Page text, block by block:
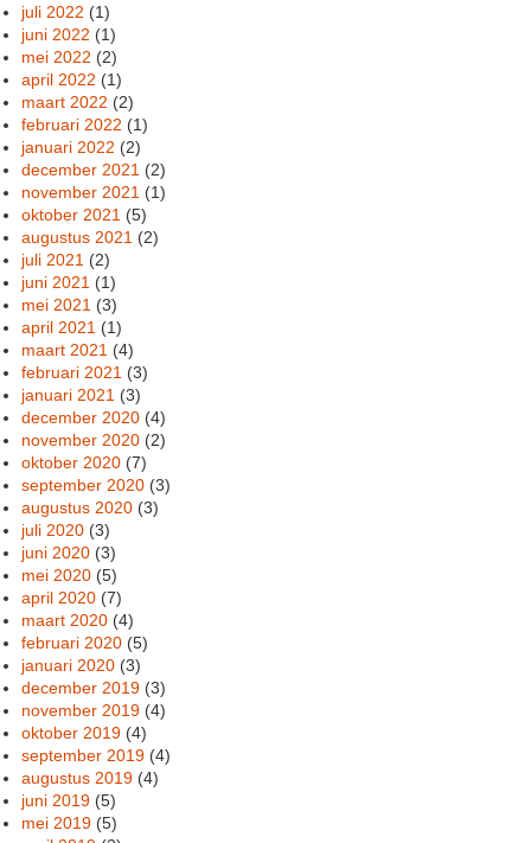
juli 2022 (1)
juni 2022 (1)
mei 2022 (2)
april 2022 (1)
maart 2022 (2)
februari 2022 (1)
januari 2022 (2)
december 2021 (2)
november 2021 (1)
oktober 2021 (5)
augustus 2021 (2)
juli 2021 (2)
juni 2021 (1)
mei 2021 (3)
april 2021 (1)
maart 2021 (4)
februari 2021 (3)
januari 2021 (3)
december 2020 (4)
november 2020 (2)
oktober 2020 (7)
september 2020 (3)
augustus 2020 (3)
juli 2020 (3)
juni 2020 (3)
mei 2020 (5)
april 2020 (7)
maart 2020 (4)
februari 2020 (5)
januari 2020 (3)
december 2019 (3)
november 2019 (4)
oktober 2019 (4)
september 2019 (4)
augustus 2019 (4)
juni 2019 (5)
mei 2019 (5)